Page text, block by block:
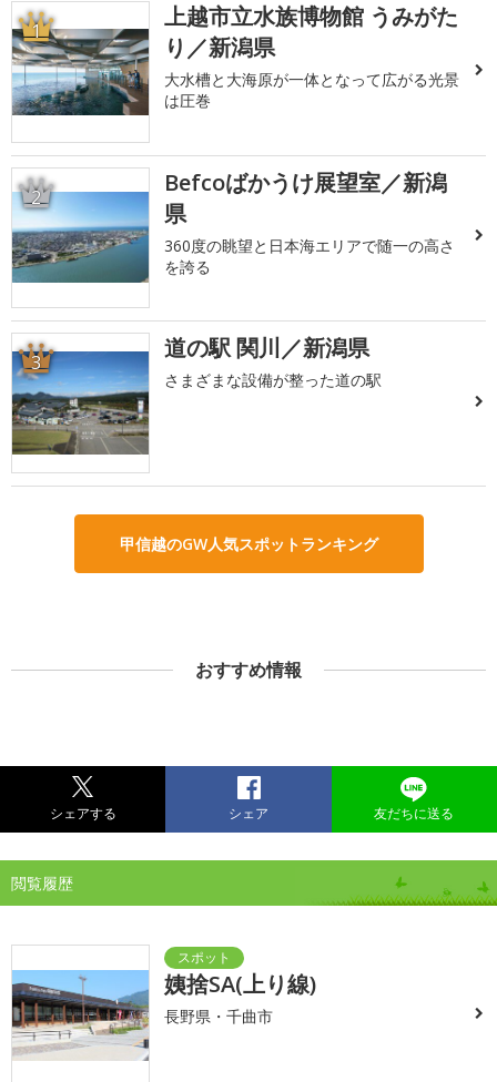
1
上越市立水族博物館 うみがた
り／新潟県
大水槽と大海原が一体となって広がる光景
は圧巻
2
Befcoばかうけ展望室／新潟
県
360度の眺望と日本海エリアで随一の高さ
を誇る
3 道の駅 関川／新潟県
さまざまな設備が整った道の駅
甲信越のGW人気スポットランキング
おすすめ情報
シェアする シェア 友だちに送る
閲覧履歴
姨捨SA(上り線)
長野県・千曲市